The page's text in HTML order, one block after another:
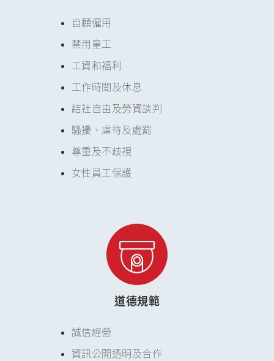
自願僱用
禁用童工
工資和福利
工作時間及休息
結社自由及勞資談判
騷擾、虐待及處罰
尊重及不歧視
女性員工保護
道德規範
誠信經營
資訊公開透明及合作